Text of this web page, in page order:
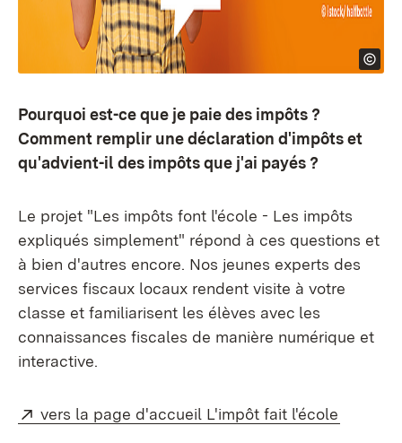
Pourquoi est-ce que je paie des impôts ?
Comment remplir une déclaration d'impôts et
qu'advient-il des impôts que j'ai payés ?
Le projet "Les impôts font l'école - Les impôts
expliqués simplement" répond à ces questions et
à bien d'autres encore. Nos jeunes experts des
services fiscaux locaux rendent visite à votre
classe et familiarisent les élèves avec les
connaissances fiscales de manière numérique et
interactive.
Externe:
vers la page d'accueil L'impôt fait l'école